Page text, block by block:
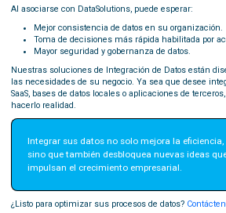
Al asociarse con DataSolutions, puede esperar:
Mejor consistencia de datos en su organización.
Toma de decisiones más rápida habilitada por
Mayor seguridad y gobernanza de datos.
Nuestras soluciones de Integración de Datos están
las necesidades de su negocio. Ya sea que desee
SaaS, bases de datos locales o aplicaciones de
hacerlo realidad.
Integrar sus datos no solo mejora la eficiencia,
sino que también desbloquea nuevas ideas
impulsan el crecimiento empresarial.
¿Listo para optimizar sus procesos de datos?